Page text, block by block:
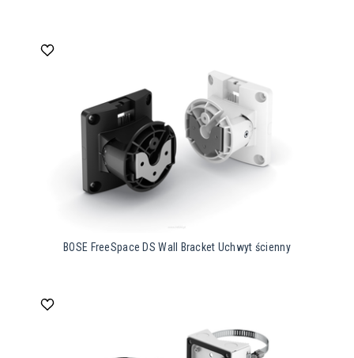
BOSE FreeSpace DS Wall Bracket Uchwyt ścienny